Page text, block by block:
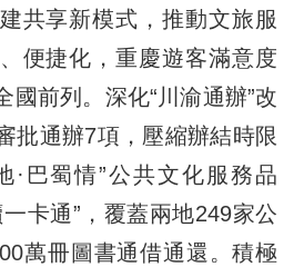
共享新模式，推動文旅服
便捷化，重慶遊客滿意度
國前列。深化“川渝通辦”改
批通辦7項，壓縮辦結時限
·巴蜀情”公共文化服務品
卡通”，覆蓋兩地249家公
萬冊圖書通借通還。積極